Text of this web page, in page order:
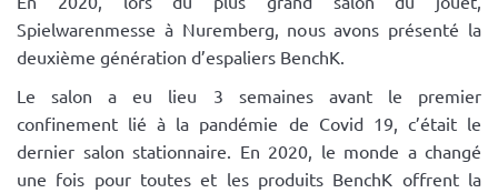
Spielwarenmesse à Nuremberg, nous avons présenté la
deuxième génération d’espaliers BenchK.
Le salon a eu lieu 3 semaines avant le premier
confinement lié à la pandémie de Covid 19, c’était le
dernier salon stationnaire. En 2020, le monde a changé
une fois pour toutes et les produits BenchK offrent la